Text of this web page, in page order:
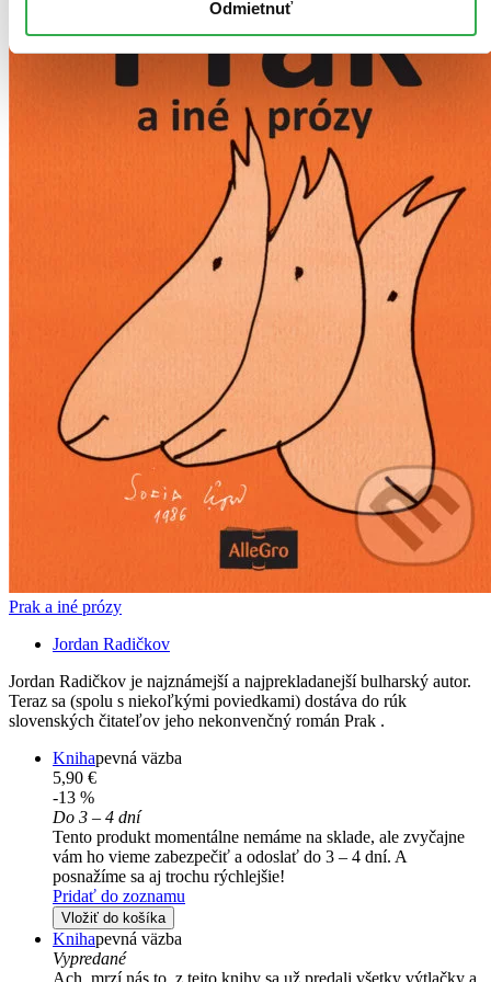
Odmietnuť
Prak a iné prózy
Jordan Radičkov
Jordan Radičkov je najznámejší a najprekladanejší bulharský autor.
Teraz sa (spolu s niekoľkými poviedkami) dostáva do rúk
slovenských čitateľov jeho nekonvenčný román Prak .
Knihapevná väzba
5,90 €
-13 %
Do 3 – 4 dní
Tento produkt momentálne nemáme na sklade, ale zvyčajne
vám ho vieme zabezpečiť a odoslať do 3 – 4 dní. A
posnažíme sa aj trochu rýchlejšie!
Pridať do zoznamu
Vložiť do košíka
Knihapevná väzba
Vypredané